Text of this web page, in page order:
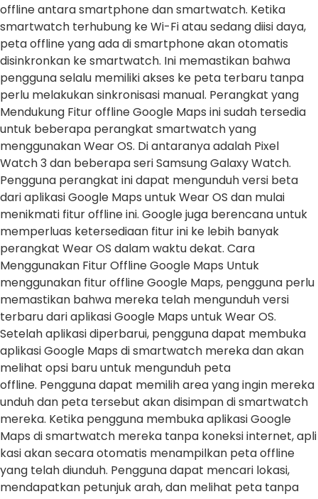
offline antara smartphone dan smartwatch. Ketika
smartwatch terhubung ke Wi-Fi atau sedang diisi daya,
peta offline yang ada di smartphone akan otomatis
disinkronkan ke smartwatch. Ini memastikan bahwa
pengguna selalu memiliki akses ke peta terbaru tanpa
perlu melakukan sinkronisasi manual. Perangkat yang
Mendukung Fitur offline Google Maps ini sudah tersedia
untuk beberapa perangkat smartwatch yang
menggunakan Wear OS. Di antaranya adalah Pixel
Watch 3 dan beberapa seri Samsung Galaxy Watch.
Pengguna perangkat ini dapat mengunduh versi beta
dari aplikasi Google Maps untuk Wear OS dan mulai
menikmati fitur offline ini. Google juga berencana untuk
memperluas ketersediaan fitur ini ke lebih banyak
perangkat Wear OS dalam waktu dekat. Cara
Menggunakan Fitur Offline Google Maps Untuk
menggunakan fitur offline Google Maps, pengguna perlu
memastikan bahwa mereka telah mengunduh versi
terbaru dari aplikasi Google Maps untuk Wear OS.
Setelah aplikasi diperbarui, pengguna dapat membuka
aplikasi Google Maps di smartwatch mereka dan akan
melihat opsi baru untuk mengunduh peta
offline. Pengguna dapat memilih area yang ingin mereka
unduh dan peta tersebut akan disimpan di smartwatch
mereka. Ketika pengguna membuka aplikasi Google
Maps di smartwatch mereka tanpa koneksi internet, apli
kasi akan secara otomatis menampilkan peta offline
yang telah diunduh. Pengguna dapat mencari lokasi,
mendapatkan petunjuk arah, dan melihat peta tanpa